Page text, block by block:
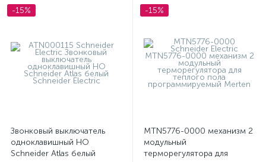
-15%
Звонковый выключатель
одноклавишный НО
Schneider Atlas белый
-15%
MTN5776-0000 механизм 2
модульный
терморегулятора для